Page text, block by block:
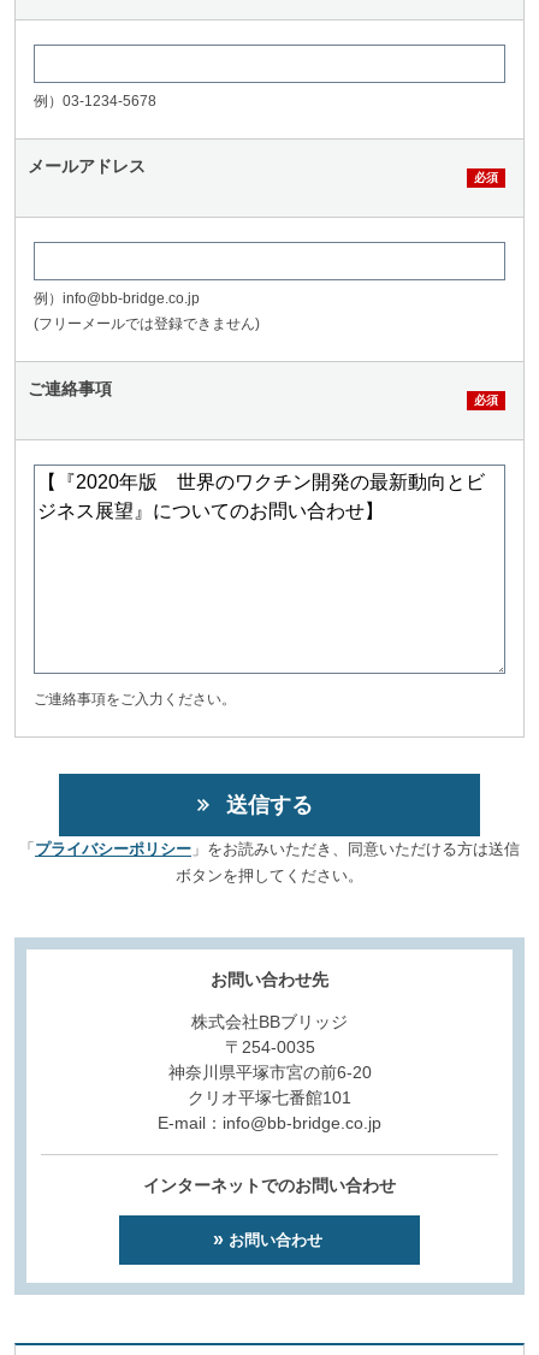
例）03-1234-5678
メールアドレス
例）info@bb-bridge.co.jp
(フリーメールでは登録できません)
ご連絡事項
ご連絡事項をご入力ください。
「 プライバシーポリシー 」をお読みいただき、同意いただける方は送信
ボタンを押してください。
お問い合わせ先
株式会社BBブリッジ
〒254-0035
神奈川県平塚市宮の前6-20
クリオ平塚七番館101
E-mail：info@bb-bridge.co.jp
インターネットでのお問い合わせ
お問い合わせ